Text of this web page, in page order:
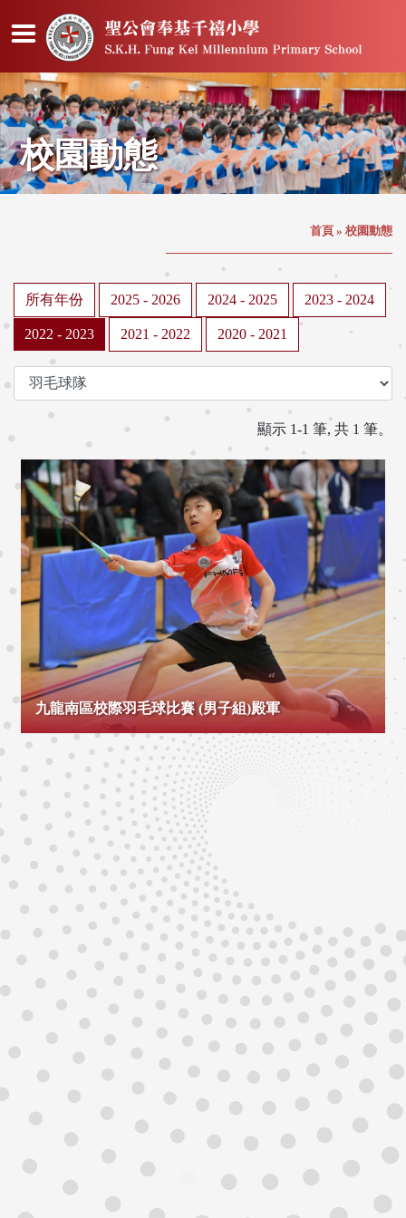
校園動態
首頁 » 校園動態
所有年份 2025 - 2026 2024 - 2025 2023 - 2024
2022 - 2023 2021 - 2022 2020 - 2021
顯示 1-1 筆, 共 1 筆。
九龍南區校際羽毛球比賽 (男子組)殿軍